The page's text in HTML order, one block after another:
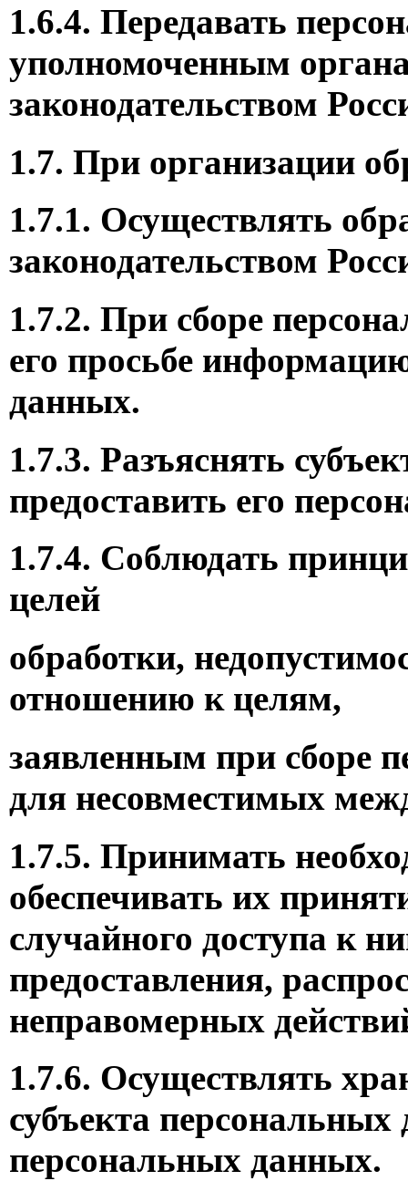
1.6.4. Передавать
уполномоченным
законодательством
1.7. При организации
1.7.1. Осуществлять
законодательством
1.7.2. При сборе
его просьбе
данных.
1.7.3. Разъяснять
предоставить его
1.7.4. Соблюдать
целей
обработки,
отношению к целям,
заявленным при сборе
для несовместимых
1.7.5. Принимать
обеспечивать их
случайного доступа к
предоставления,
неправомерных
1.7.6. Осуществлять
субъекта
персональных данных.